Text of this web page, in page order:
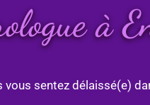
à
vous sentez délaissé(e)